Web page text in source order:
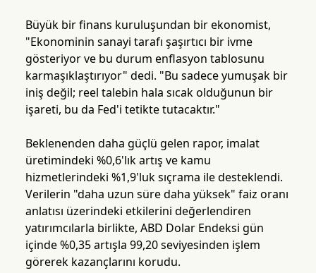
Büyük bir finans kuruluşundan bir ekonomist,
"Ekonominin sanayi tarafı şaşırtıcı bir ivme
gösteriyor ve bu durum enflasyon tablosunu
karmaşıklaştırıyor" dedi. "Bu sadece yumuşak bir
iniş değil; reel talebin hala sıcak olduğunun bir
işareti, bu da Fed'i tetikte tutacaktır."
Beklenenden daha güçlü gelen rapor, imalat
üretimindeki %0,6'lık artış ve kamu
hizmetlerindeki %1,9'luk sıçrama ile desteklendi.
Verilerin "daha uzun süre daha yüksek" faiz oranı
anlatısı üzerindeki etkilerini değerlendiren
yatırımcılarla birlikte, ABD Dolar Endeksi gün
içinde %0,35 artışla 99,20 seviyesinden işlem
görerek kazançlarını korudu.